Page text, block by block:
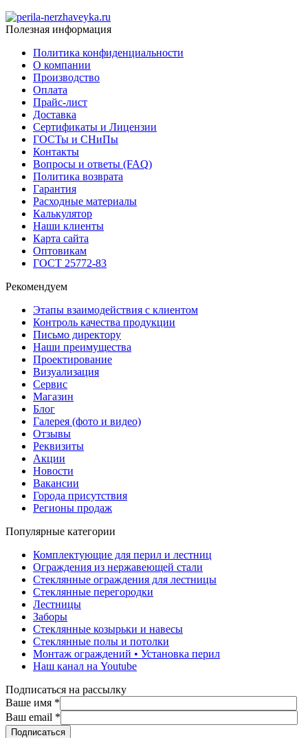
Полезная информация
Политика конфиденциальности
О компании
Производство
Оплата
Прайс-лист
Доставка
Сертификаты и Лицензии
ГОСТы и СНиПы
Контакты
Вопросы и ответы (FAQ)
Политика возврата
Гарантия
Расходные материалы
Калькулятор
Наши клиенты
Карта сайта
Оптовикам
ГОСТ 25772-83
Рекомендуем
Этапы взаимодействия с клиентом
Контроль качества продукции
Письмо директору
Наши преимущества
Проектирование
Визуализация
Сервис
Магазин
Блог
Галерея (фото и видео)
Отзывы
Реквизиты
Акции
Новости
Вакансии
Города присутствия
Регионы продаж
Популярные категории
Комплектующие для перил и лестниц
Ограждения из нержавеющей стали
Стеклянные ограждения для лестницы
Стеклянные перегородки
Лестницы
Заборы
Стеклянные козырьки и навесы
Стеклянные полы и потолки
Монтаж ограждений • Установка перил
Наш канал на Youtube
Подписаться на рассылку
Ваше имя *
Ваш email *